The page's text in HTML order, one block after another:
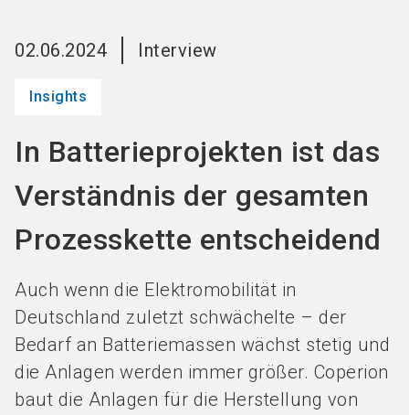
werden
02.06.2024 Interview
Insights
In Batterieprojekten ist das
Verständnis der gesamten
Prozesskette entscheidend
Auch wenn die Elektromobilität in
Deutschland zuletzt schwächelte – der
Bedarf an Batteriemassen wächst stetig und
die Anlagen werden immer größer. Coperion
baut die Anlagen für die Herstellung von